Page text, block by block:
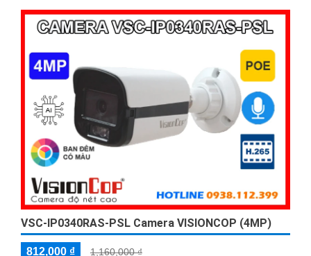
VSC-IP0340RAS-PSL Camera VISIONCOP (4MP)
812,000 ₫ 1,160,000 ₫